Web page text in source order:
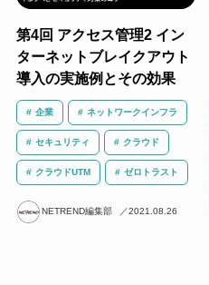
第4回 アクセス管理2 イン
ターネットブレイクアウト
導入の実施例とその効果
企業 ネットワークインフラ
セキュリティ クラウド
クラウドUTM ゼロトラスト
NETREND編集部 2021.08.26